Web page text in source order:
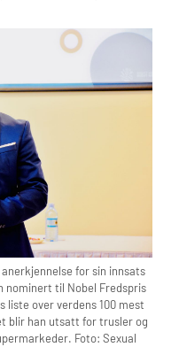
for sin innsats
nominert til Nobel Fredspris
liste over verdens 100 mest
blir han utsatt for trusler og
Foto: Sexual